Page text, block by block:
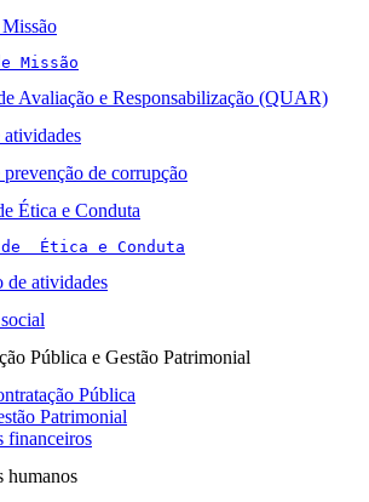
Missão
Avaliação e Responsabilização (QUAR)
atividades
prevenção de corrupção
Ética e Conduta
Ética e Conduta
de atividades
Pública e Gestão Patrimonial
Pública
Patrimonial
financeiros
humanos